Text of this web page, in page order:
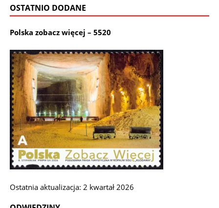
OSTATNIO DODANE
Polska zobacz więcej – 5520
Ostatnia aktualizacja: 2 kwartał 2026